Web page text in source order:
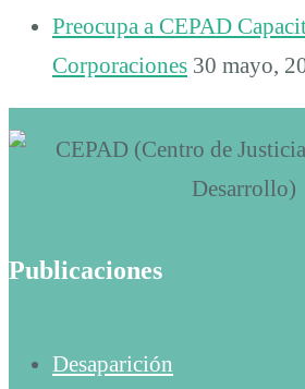
Preocupa a CEPAD
Corporaciones 30 mayo,
Publicaciones
Desaparición